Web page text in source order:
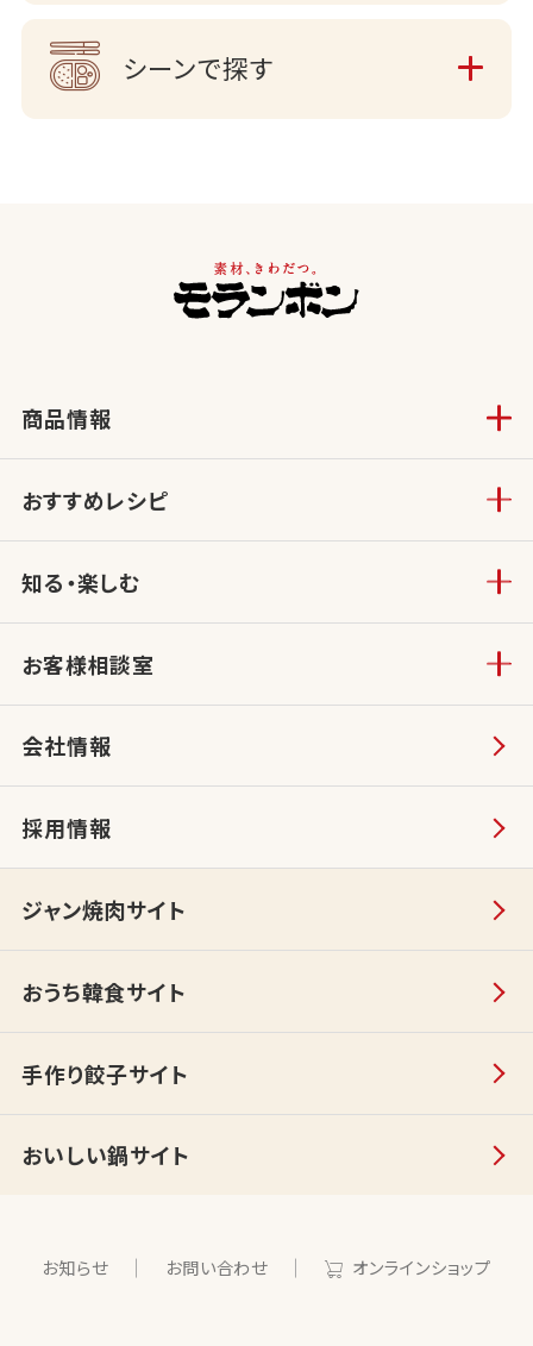
シーンで探す
商品情報
おすすめレシピ
知る・楽しむ
お客様相談室
会社情報
採用情報
ジャン焼肉サイト
おうち韓食サイト
手作り餃子サイト
おいしい鍋サイト
お知らせ お問い合わせ オンラインショップ